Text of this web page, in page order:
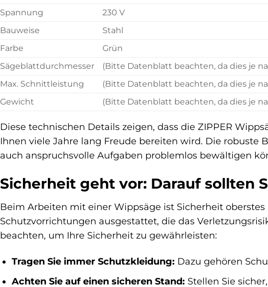
Spannung
230 V
Bauweise
Stahl
Farbe
Grün
Sägeblattdurchmesser
(Bitte Datenblatt beachten, da dies je
Max. Schnittleistung
(Bitte Datenblatt beachten, da dies je
Gewicht
(Bitte Datenblatt beachten, da dies je
Diese technischen Details zeigen, dass die ZIPPER
Ihnen viele Jahre lang Freude bereiten wird. Die robuste
auch anspruchsvolle Aufgaben problemlos bewältigen
Sicherheit geht vor: Darauf sollten
Beim Arbeiten mit einer Wippsäge ist Sicherheit
Schutzvorrichtungen ausgestattet, die das
beachten, um Ihre Sicherheit zu gewährleisten:
Tragen Sie immer Schutzkleidung: Dazu gehören
Achten Sie auf einen sicheren Stand: Stellen Sie